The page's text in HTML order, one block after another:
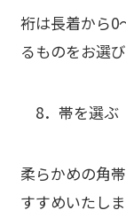
裄は長着から0
るものをお選
8．帯を選ぶ
柔らかめの角
すすめいたし